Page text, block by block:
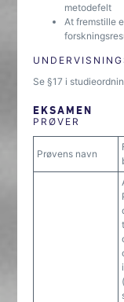
metodefelt
At fremstille
Se §17 i
EKSAMEN
PRØVER
Prøvens navn